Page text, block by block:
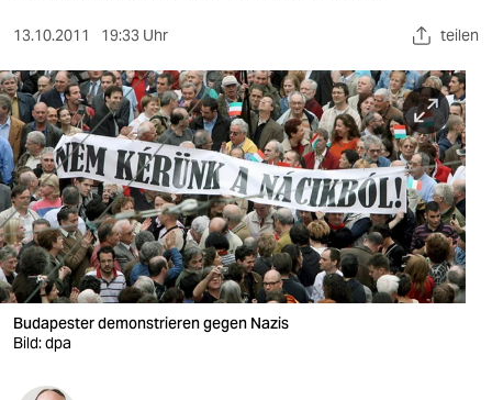
sport
berlin
nord
wahrheit
verlag
verlag
veranstaltungen
13.10.2011 19:33 Uhr teilen
Budapester demonstrieren gegen Nazis
Bild: dpa